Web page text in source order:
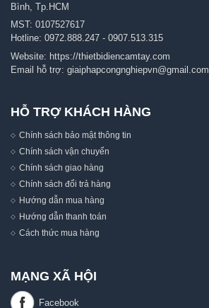
Bình, Tp.HCM
MST: 0107527617
Hotline: 0972.888.247 - 0907.513.315
Website: https://thietbidiencamtay.com
Email hỗ trợ: giaiphapcongnghiepvn@gmail.com
HỖ TRỢ KHÁCH HÀNG
Chính sách bảo mật thông tin
Chính sách vận chuyển
Chính sách giao hàng
Chính sách đổi trả hàng
Hướng dẫn mua hàng
Hướng dẫn thanh toán
Cách thức mua hàng
MẠNG XÃ HỘI